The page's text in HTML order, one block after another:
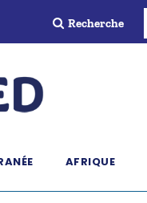
Recherche
AFRIQUE